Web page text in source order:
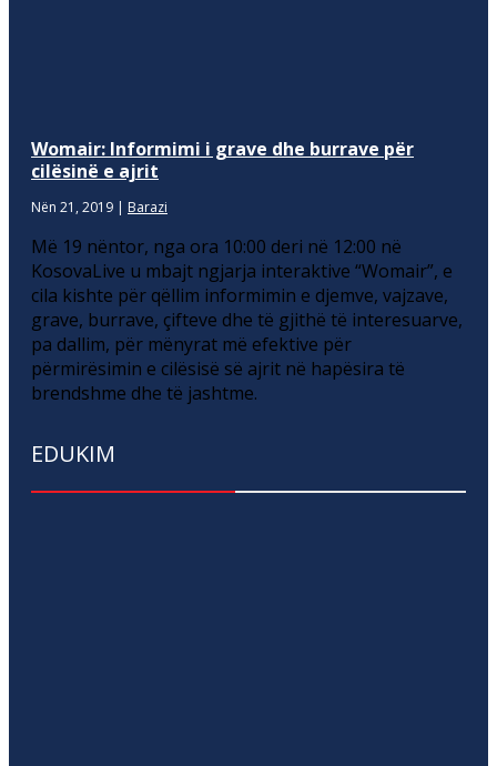
Womair: Informimi i grave dhe burrave për
cilësinë e ajrit
Nën 21, 2019 | Barazi
Më 19 nëntor, nga ora 10:00 deri në 12:00 në
KosovaLive u mbajt ngjarja interaktive “Womair”, e
cila kishte për qëllim informimin e djemve, vajzave,
grave, burrave, çifteve dhe të gjithë të interesuarve,
pa dallim, për mënyrat më efektive për
përmirësimin e cilësisë së ajrit në hapësira të
brendshme dhe të jashtme.
EDUKIM